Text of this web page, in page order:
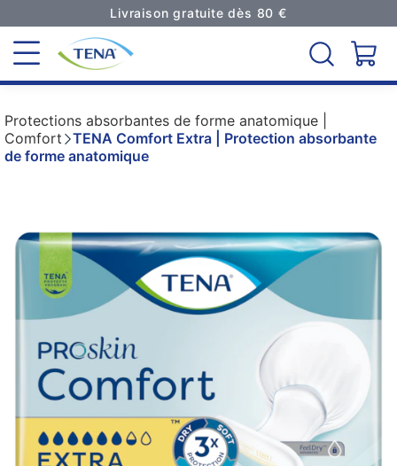
Livraison gratuite dès 80 €
Protections absorbantes de forme anatomique |
Comfort
TENA Comfort Extra | Protection absorbante
de forme anatomique